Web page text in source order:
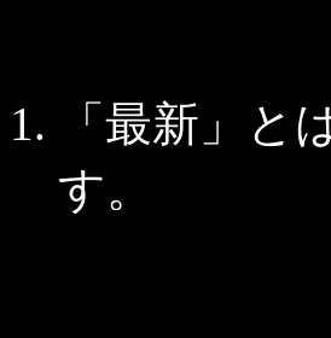
「最新」と
す。